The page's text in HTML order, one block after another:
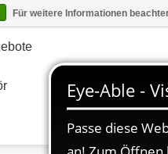
Marken
Für weitere Informationen